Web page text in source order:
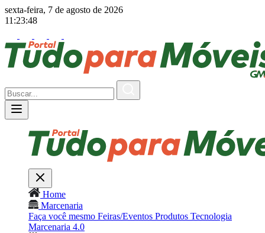
sexta-feira, 7 de agosto de 2026
11:23:50
Home
Marcenaria
Faça você mesmo Feiras/Eventos Produtos Tecnologia
Marcenaria 4.0